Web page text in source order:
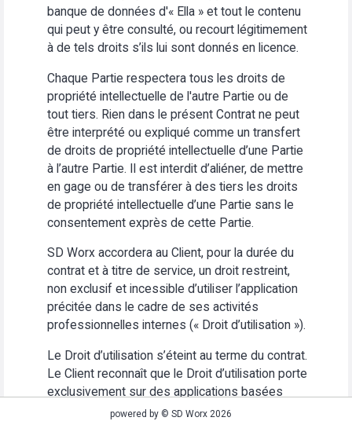
banque de données d'« Ella » et tout le contenu
qui peut y être consulté, ou recourt légitimement
à de tels droits s’ils lui sont donnés en licence.
Chaque Partie respectera tous les droits de
propriété intellectuelle de l'autre Partie ou de
tout tiers. Rien dans le présent Contrat ne peut
être interprété ou expliqué comme un transfert
de droits de propriété intellectuelle d’une Partie
à l’autre Partie. Il est interdit d’aliéner, de mettre
en gage ou de transférer à des tiers les droits
de propriété intellectuelle d’une Partie sans le
consentement exprès de cette Partie.
SD Worx accordera au Client, pour la durée du
contrat et à titre de service, un droit restreint,
non exclusif et incessible d’utiliser l’application
précitée dans le cadre de ses activités
professionnelles internes (« Droit d’utilisation »).
Le Droit d’utilisation s’éteint au terme du contrat.
Le Client reconnaît que le Droit d’utilisation porte
exclusivement sur des applications basées
Web. Le Client s’abstiendra (i) d’utiliser
powered by © SD Worx 2026